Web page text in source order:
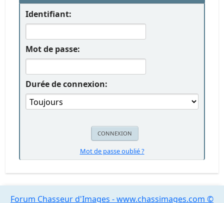
Identifiant:
Mot de passe:
Durée de connexion:
Mot de passe oublié ?
Forum Chasseur d'Images - www.chassimages.com ©